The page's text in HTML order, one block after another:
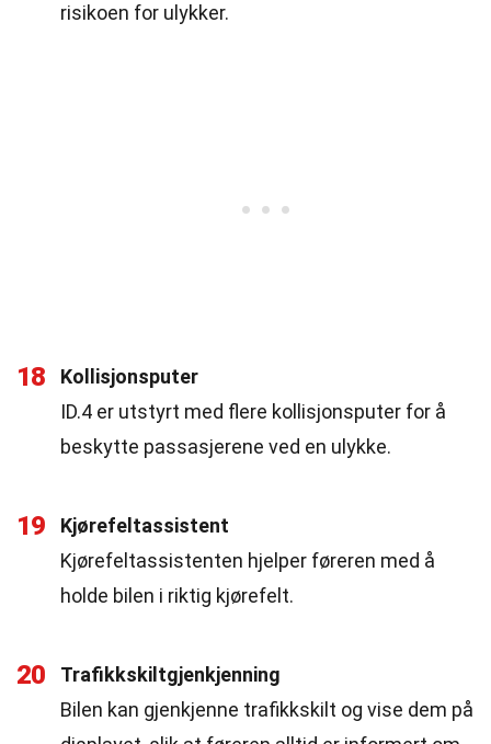
risikoen for ulykker.
18
Kollisjonsputer
ID.4 er utstyrt med flere kollisjonsputer for å
beskytte passasjerene ved en ulykke.
19
Kjørefeltassistent
Kjørefeltassistenten hjelper føreren med å
holde bilen i riktig kjørefelt.
20
Trafikkskiltgjenkjenning
Bilen kan gjenkjenne trafikkskilt og vise dem på